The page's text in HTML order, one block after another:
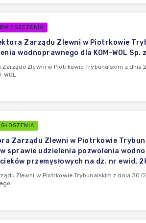
Zarządu Zlewni w Piotrkowie
wodnoprawnego dla KOM-WOL
Zarządu Zlewni w Piotrkowie Trybunalskim z
WOL
Zarządu Zlewni w Piotrkowie
sprawie udzielenia pozwolenia
przemysłowych na dz. nr ewid.
Zlewni w Piotrkowie Trybunalskim z dnia